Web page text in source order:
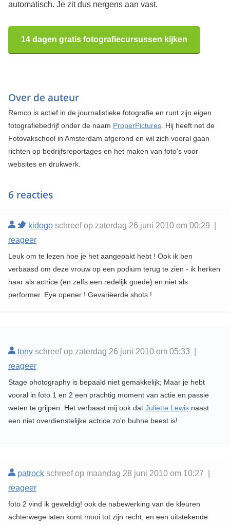
automatisch. Je zit dus nergens aan vast.
14 dagen gratis fotografiecursussen kijken
Over de auteur
Remco is actief in de journalistieke fotografie en runt zijn eigen
fotografiebedrijf onder de naam ProperPictures. Hij heeft net de
Fotovakschool in Amsterdam afgerond en wil zich vooral gaan
richten op bedrijfsreportages en het maken van foto's voor
websites en drukwerk.
6 reacties
kidogoschreef op zaterdag 26 juni 2010 om 00:29 |
reageer
Leuk om te lezen hoe je het aangepakt hebt ! Ook ik ben
verbaasd om deze vrouw op een podium terug te zien - ik herken
haar als actrice (en zelfs een redelijk goede) en niet als
performer. Eye opener ! Gevariëerde shots !
tonvschreef op zaterdag 26 juni 2010 om 05:33 |
reageer
Stage photography is bepaald niet gemakkelijk; Maar je hebt
vooral in foto 1 en 2 een prachtig moment van actie en passie
weten te grijpen. Het verbaast mij ook dat Juliette Lewis naast
een niet overdienstelijke actrice zo'n buhne beest is!
patrockschreef op maandag 28 juni 2010 om 10:27 |
reageer
foto 2 vind ik geweldig! ook de nabewerking van de kleuren
achterwege laten komt mooi tot zijn recht, en een uitstekende